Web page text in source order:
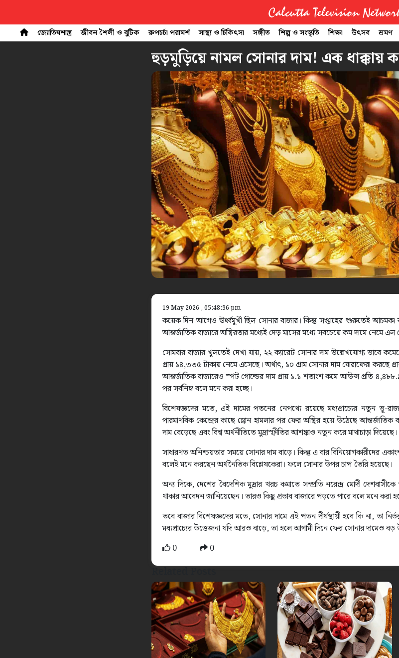
Calcutta Television
জ্যোতিষশাস্ত্র জীবন শৈলী ও বুটিক রুপচর্চা পরামর্শ সাস্থ্য ও চিকিৎসা সঙ্গীত শিল্প ও সংস্কৃতি শিক্ষা উৎসব ভ্রমণ
হুড়মুড়িয়ে নামল সোনার দাম! এক ধাক্কায়
19 May 2026 , 05:48:36 pm
কয়েক দিন আগেও ঊর্ধ্বমুখী ছিল সোনার বাজার। কিন্তু সপ্তাহের শুরুতেই
আন্তর্জাতিক বাজারে অস্থিরতার মধ্যেই দেড় মাসের মধ্যে সবচেয়ে কম দামে নেমে এল
সোমবার বাজার খুলতেই দেখা যায়, ২২ ক্যারেট সোনার দাম উল্লেখযোগ্য ভাবে
প্রায় ১৪,৩৩৫ টাকায় নেমে এসেছে। অর্থাৎ, ১০ গ্রাম সোনার দাম ঘোরাফেরা করছে
আন্তর্জাতিক বাজারেও স্পট গোল্ডের দাম প্রায় ১.১ শতাংশ কমে আউন্স প্রতি
পর সর্বনিম্ন বলে মনে করা হচ্ছে।
বিশেষজ্ঞদের মতে, এই দামের পতনের নেপথ্যে রয়েছে মধ্যপ্রাচ্যের নতুন ভূ-
পারমাণবিক কেন্দ্রের কাছে ড্রোন হামলার পর ফের অস্থির হয়ে উঠেছে
দাম বেড়েছে এবং বিশ্ব অর্থনীতিতে মুদ্রাস্ফীতির আশঙ্কাও নতুন করে মাথাচাড়া দিয়েছে।
সাধারণত অনিশ্চয়তার সময়ে সোনার দাম বাড়ে। কিন্তু এ বার বিনিয়োগকারীদের
বলেই মনে করছেন অর্থনৈতিক বিশ্লেষকেরা। ফলে সোনার উপর চাপ তৈরি হয়েছে।
অন্য দিকে, দেশের বৈদেশিক মুদ্রার খরচ কমাতে সম্প্রতি নরেন্দ্র মোদী
থাকার আবেদন জানিয়েছেন। তারও কিছু প্রভাব বাজারে পড়তে পারে বলে মনে করা
তবে বাজার বিশেষজ্ঞদের মতে, সোনার দামে এই পতন দীর্ঘস্থায়ী হবে কি না, তা
মধ্যপ্রাচ্যের উত্তেজনা যদি আরও বাড়ে, তা হলে আগামী দিনে ফের সোনার দামেও বড়
0
0